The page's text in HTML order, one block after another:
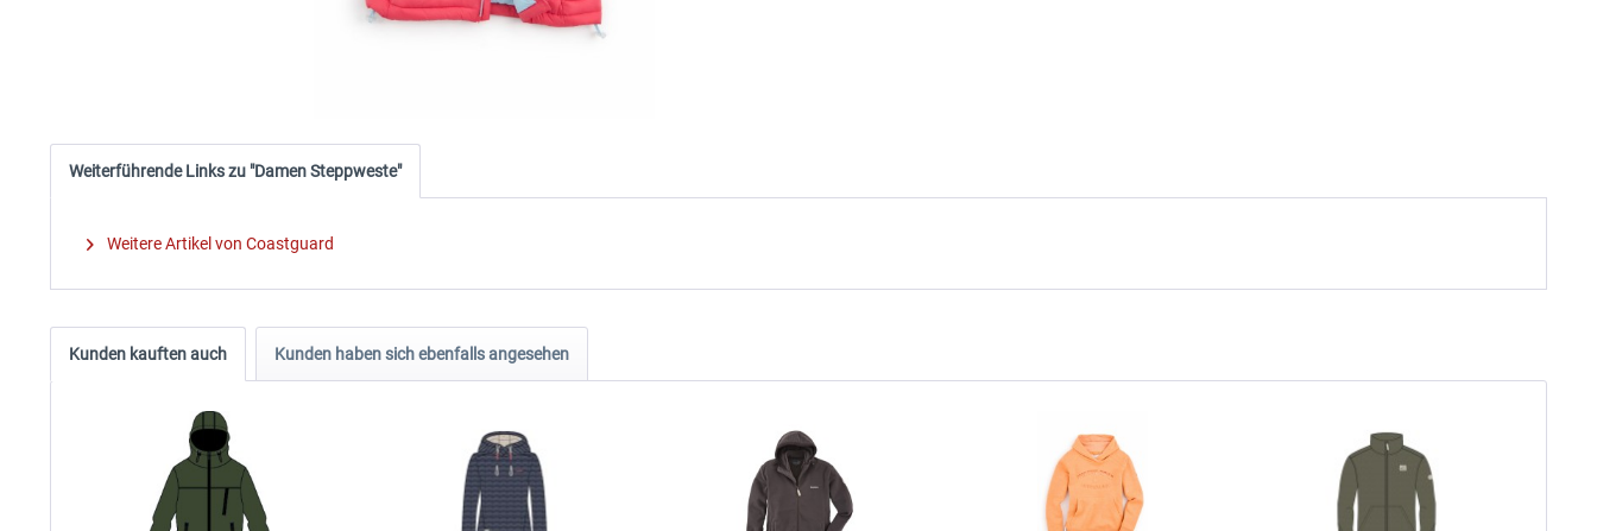
Weiterführende Links zu "Damen Steppweste"
Weitere Artikel von Coastguard
Kunden kauften auch Kunden haben sich ebenfalls angesehen